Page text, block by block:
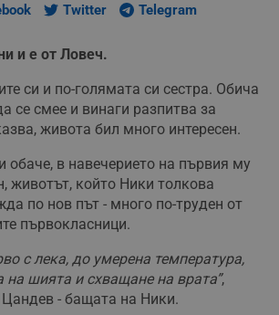
Twitter Telegram
и е от Ловеч.
си и по-голямата си сестра. Обича
се смее и винаги разпитва за
живота бил много интересен.
обаче, в навечерието на първия му
животът, който Ники толкова
по нов път - много по-труден от
първокласници.
с лека, до умерена температура,
на шията и схващане на врата”,
Цандев - бащата на Ники.